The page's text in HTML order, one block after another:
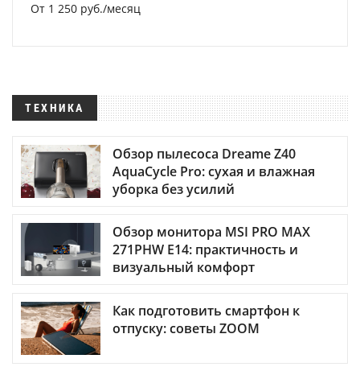
От 1 250 руб./месяц
ТЕХНИКА
Обзор пылесоса Dreame Z40
AquaCycle Pro: сухая и влажная
уборка без усилий
Обзор монитора MSI PRO MAX
271PHW E14: практичность и
визуальный комфорт
Как подготовить смартфон к
отпуску: советы ZOOM